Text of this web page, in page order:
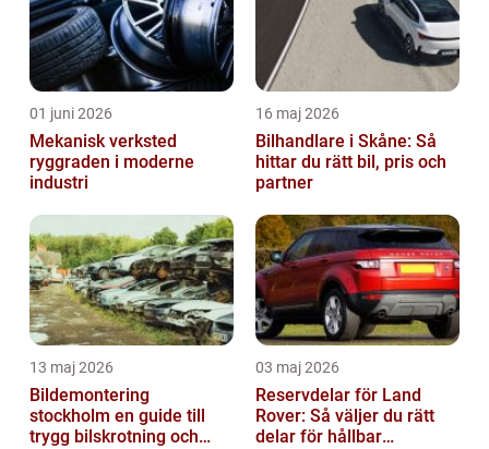
01 juni 2026
Mekanisk verksted
ryggraden i moderne
industri
16 maj 2026
Bilhandlare i Skåne: Så
hittar du rätt bil, pris och
partner
13 maj 2026
Bildemontering
stockholm en guide till
trygg bilskrotning och
03 maj 2026
Reservdelar för Land
Rover: Så väljer du rätt
delar för hållbar